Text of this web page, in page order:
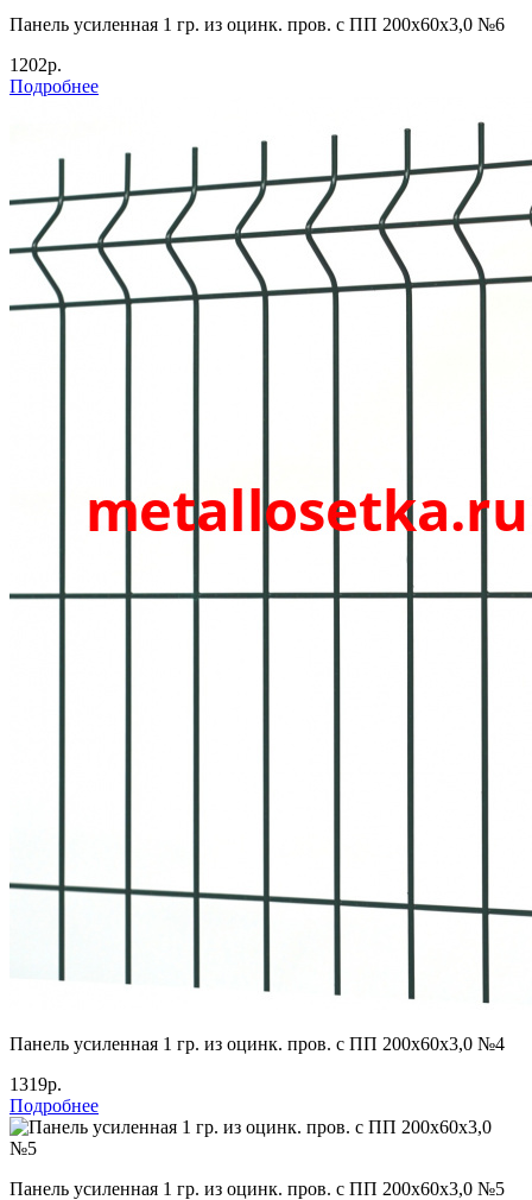
Панель усиленная 1 гр. из оцинк. пров. с ПП 200х60х3,0 №6
1202р.
Подробнее
Панель усиленная 1 гр. из оцинк. пров. с ПП 200х60х3,0 №4
1319р.
Подробнее
Панель усиленная 1 гр. из оцинк. пров. с ПП 200х60х3,0 №5